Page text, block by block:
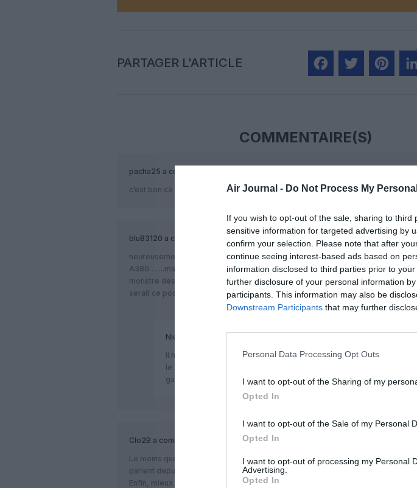
Air Journal - Do Not Process My
If you wish to opt-out of the sale, sharing to
sensitive information for targeted advertising by
confirm your selection. Please note that after
continue seeing interest-based ads based on
information disclosed to third parties prior to
further disclosure of your personal information
participants. This information may also be
Downstream Participants that may further
Personal Data Processing Opt Outs
I want to opt-out of the Sharing of my
Opted In
I want to opt-out of the Sale of my Personal
Opted In
I want to opt-out of processing my Personal
Advertising.
Opted In
PARTAGER L'ARTICLE
COMMENTAIRE(S)
pacha25 a commenté :
c’est bon cà .
blu83120 a commenté :
12
heureusement qu Emirates était la sinon il n y aurait jamais eu de production d
A380…….mais la version néo , si elle est faite relancerait je pense la vente de
monstre des airs…..et un A380 sur les mêmes bases de matériaux que l A350
serait ce possible ????
Nicolas
Il n’y a pas d’intérêt à faire évoluer le 380 vers du carbone comme
le 350. Le coût de développement serait ben trop élevé pour un
gain minime
Clo2B a commenté :
Le moins que l’on puisse dire, c’est que ce n’est pas un scoop; les médias en
parlent depuis déjà plusieurs jours!!!
Enfin, mieux vaut tard que jamais …